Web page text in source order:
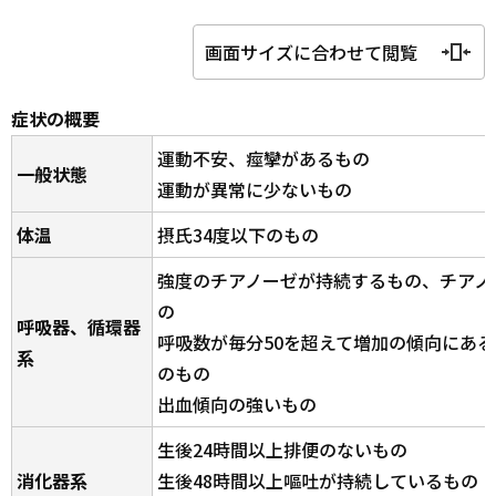
画面サイズに合わせて閲覧
症状の概要
一般状態
運動不安、痙攣があるもの
運動が異常に少ないもの
体温
摂氏34度以下のもの
呼吸器、循環器
系
強度のチアノーゼが持続するもの、チア
の
呼吸数が毎分50を超えて増加の傾向にあ
のもの
出血傾向の強いもの
消化器系
生後24時間以上排便のないもの
生後48時間以上嘔吐が持続しているもの